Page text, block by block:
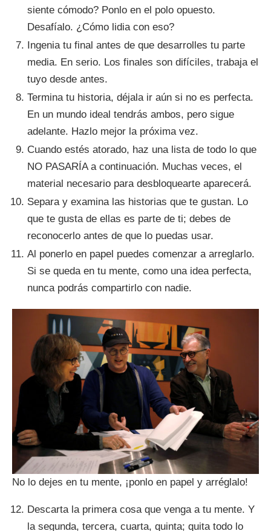
siente cómodo? Ponlo en el polo opuesto.
Desafíalo. ¿Cómo lidia con eso?
Ingenia tu final antes de que desarrolles tu parte
media. En serio. Los finales son difíciles, trabaja el
tuyo desde antes.
Termina tu historia, déjala ir aún si no es perfecta.
En un mundo ideal tendrás ambos, pero sigue
adelante. Hazlo mejor la próxima vez.
Cuando estés atorado, haz una lista de todo lo que
NO PASARÍA a continuación. Muchas veces, el
material necesario para desbloquearte aparecerá.
Separa y examina las historias que te gustan. Lo
que te gusta de ellas es parte de ti; debes de
reconocerlo antes de que lo puedas usar.
Al ponerlo en papel puedes comenzar a arreglarlo.
Si se queda en tu mente, como una idea perfecta,
nunca podrás compartirlo con nadie.
No lo dejes en tu mente, ¡ponlo en papel y arréglalo!
Descarta la primera cosa que venga a tu mente. Y
la segunda, tercera, cuarta, quinta; quita todo lo